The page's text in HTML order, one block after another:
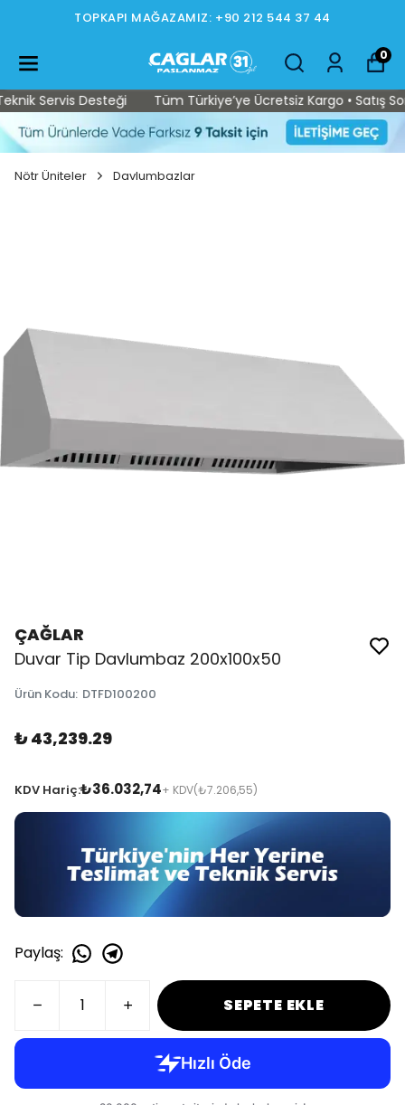
TOPKAPI MAĞAZAMIZ: +90 212 544 37 44
0
Servis Desteği Tüm Türkiye’ye Ücretsiz Kargo • Satış
Nötr Üniteler Davlumbazlar
ÇAĞLAR
Duvar Tip Davlumbaz 200x100x50
Ürün Kodu: DTFD100200
₺ 43,239.29
KDV Hariç:₺36.032,74+ KDV(₺7.206,55)
Paylaş:
SEPETE EKLE